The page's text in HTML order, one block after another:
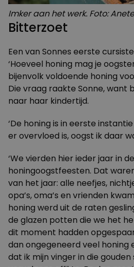
Imker aan het werk. Foto:
Bitterzoet
Een van Sonnes eerste
‘Hoeveel honing mag je
bijenvolk voldoende honing
Die vraag raakte Sonne, want
naar haar kindertijd.
‘De honing is in eerste
er overvloed is, oogst ik daar
‘We vierden hier ieder jaar in
honingoogstfeesten. Dat
van het jaar: alle neefjes,
opa’s, oma’s en vrienden
honing werd uit de raten
de glazen potten die we het
dit moment hadden
dan ongegeneerd veel honing
dat ik mijn vinger in die